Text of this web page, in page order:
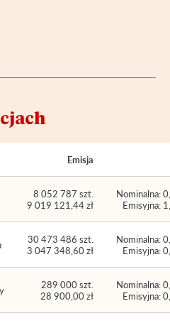
Emisja
8 052 787 szt.
9 019 121,44 zł
Nominalna:
Emisyjna:
30 473 486 szt.
3 047 348,60 zł
Nominalna:
Emisyjna:
289 000 szt.
28 900,00 zł
Nominalna:
Emisyjna: